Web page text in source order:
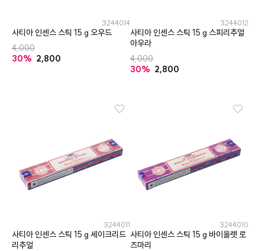
3244014
사티아 인센스 스틱 15 g 오우드
4,000
30% 2,800
3244012
사티아 인센스 스틱 15 g 스피리추얼
아우라
4,000
30% 2,800
3244011
사티아 인센스 스틱 15 g 세이크리드
리추얼
3244010
사티아 인센스 스틱 15 g 바이올렛 로
즈마리